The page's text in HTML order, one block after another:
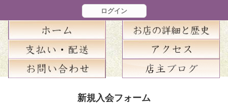
ログイン
新規入会フォーム